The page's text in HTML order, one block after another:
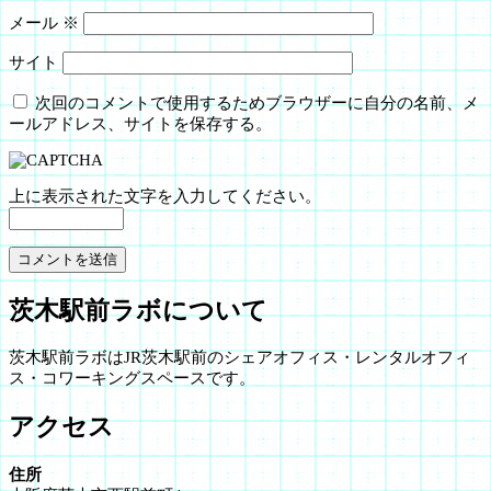
メール※
サイト
次回のコメントで使用するためブラウザーに自分の名前、メ
ールアドレス、サイトを保存する。
上に表示された文字を入力してください。
茨木駅前ラボについて
茨木駅前ラボはJR茨木駅前のシェアオフィス・レンタルオフィ
ス・コワーキングスペースです。
アクセス
住所